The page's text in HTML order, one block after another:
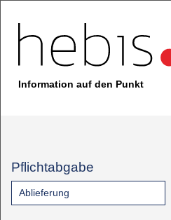
Information auf den Punkt
Pflichtabgabe
Ablieferung